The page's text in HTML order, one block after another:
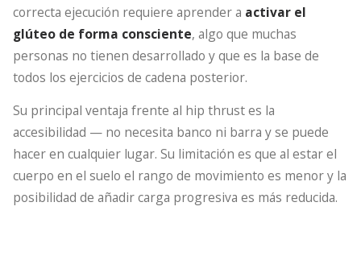
correcta ejecución requiere aprender a activar el
glúteo de forma consciente, algo que muchas
personas no tienen desarrollado y que es la base de
todos los ejercicios de cadena posterior.
Su principal ventaja frente al hip thrust es la
accesibilidad — no necesita banco ni barra y se puede
hacer en cualquier lugar. Su limitación es que al estar el
cuerpo en el suelo el rango de movimiento es menor y la
posibilidad de añadir carga progresiva es más reducida.